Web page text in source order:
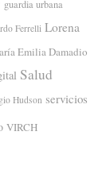
guardia urbana
Ferrelli Lorena
Emilia Damadio
Salud
Hudson servicios
VIRCH